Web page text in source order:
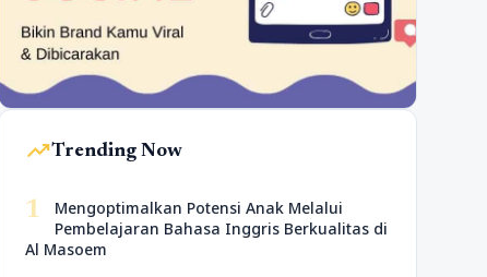
trending_upTrending Now
1
Mengoptimalkan Potensi Anak Melalui
Pembelajaran Bahasa Inggris Berkualitas di
Al Masoem